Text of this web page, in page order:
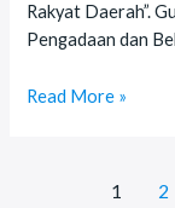
Rakyat Daerah”.
Pengadaan dan
Desk
Read More »
1 2